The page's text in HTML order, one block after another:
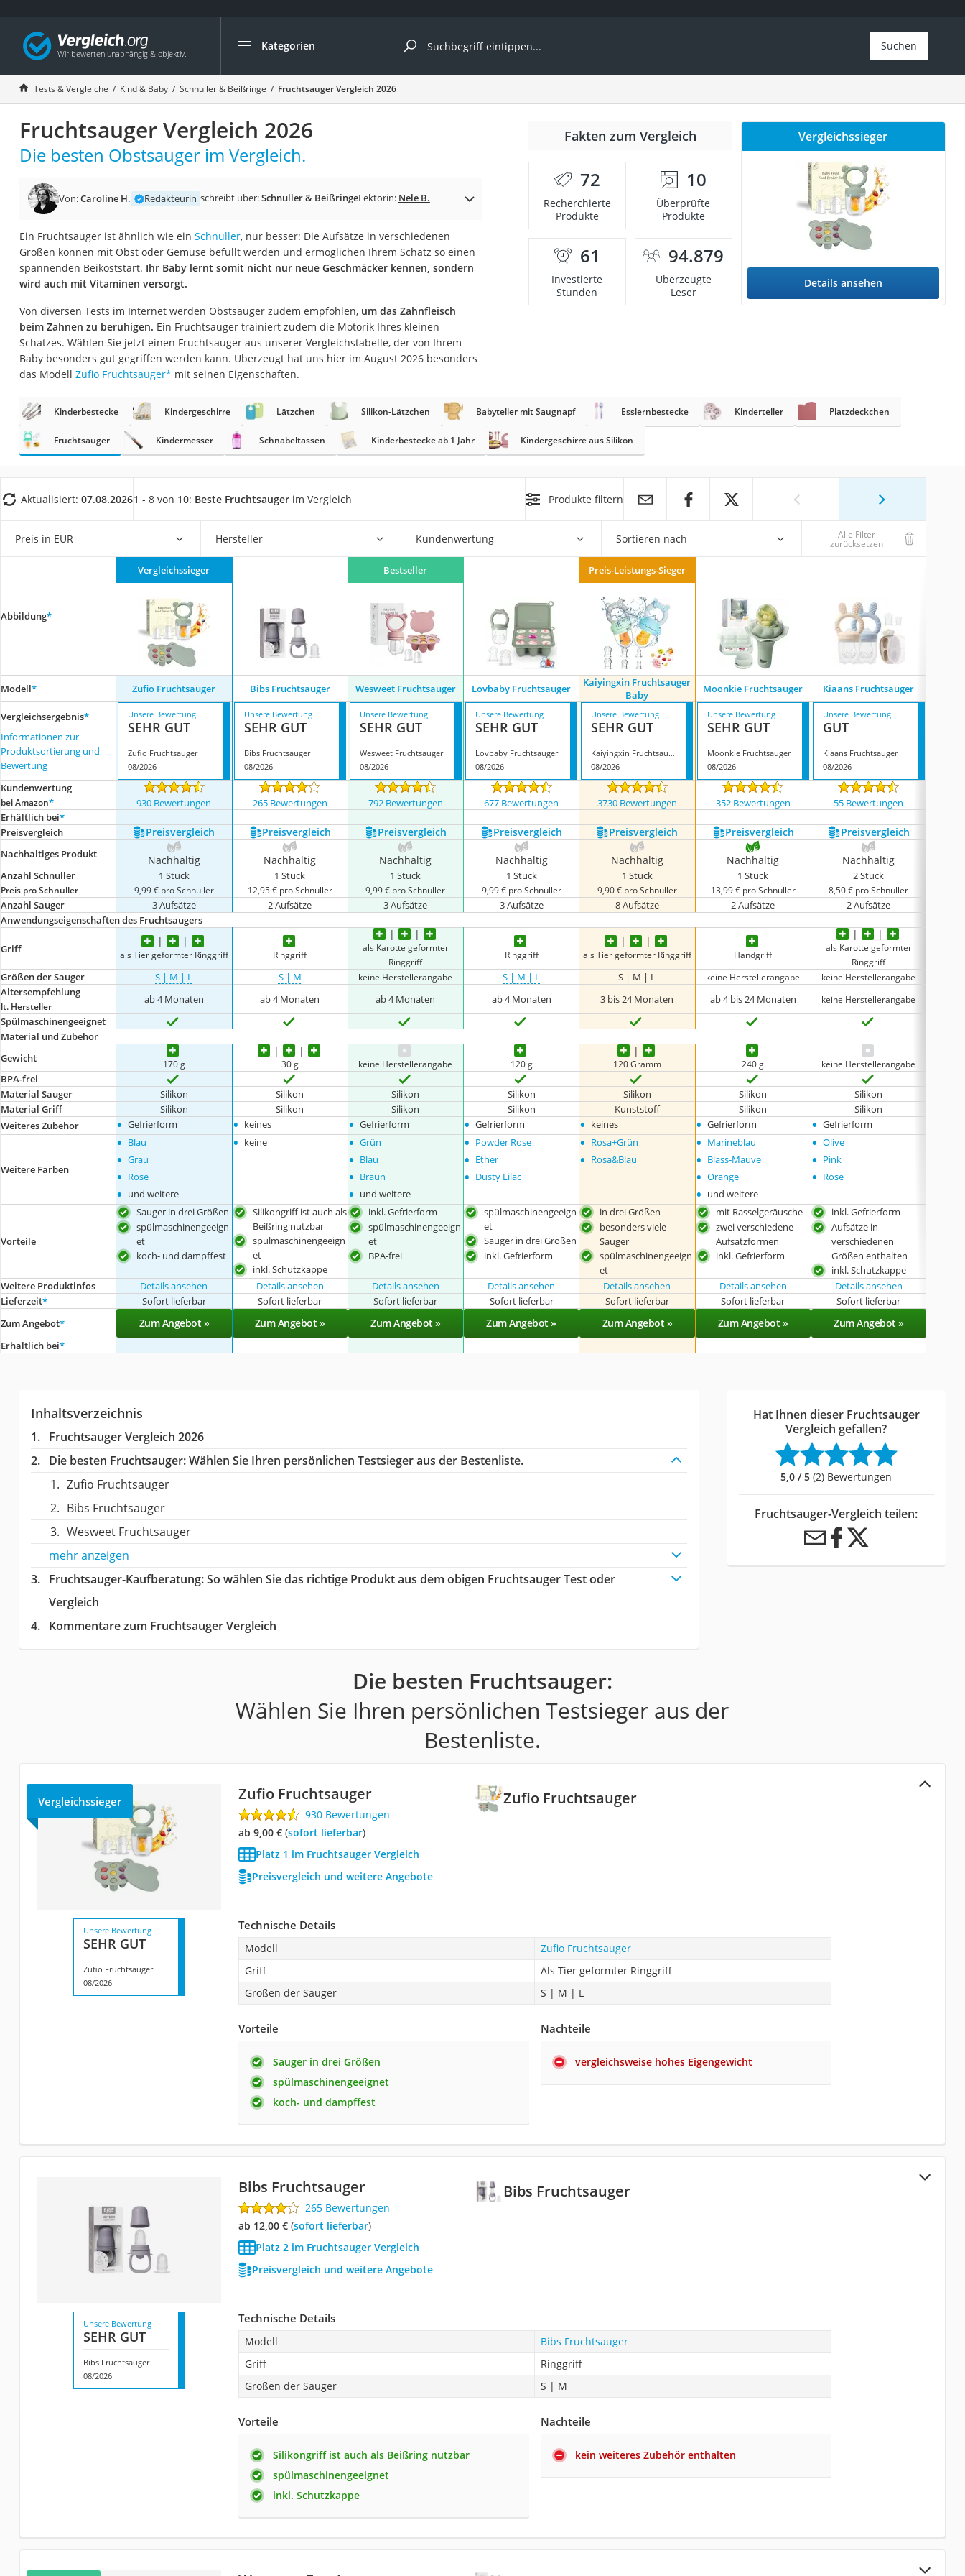
Kategorien
Die beliebtesten Vergleiche nach Kategorie
Kind & Baby
Babyphone mit 2 Kameras
Walkie-Talkie Kinder
Kindermatratzen
Babywippe
Rollschuhe für Kinder
Laufrad
Kinderschubkarre
Kinderuhr
Babyphone
Treppenschutzgitter
Kindersitz ab 4 Jahren
Kinderroller 3 Räder
Ferngesteuertes Auto
Kindersitz 15–36 kg
Barfußschuhe Kinder
Ferngesteuerter Hubschrauber
Service
Suchen
Tests & Vergleiche Kind & Baby Schnuller & Beißringe Fruchtsauger Vergleich 2026
Fruchtsauger Vergleich 2026
Die besten Obstsauger im Vergleich.
Von:Caroline H. Redakteurin schreibt über:Schnuller & BeißringeLektorin: Nele B.
Ein Fruchtsauger ist ähnlich wie ein Schnuller, nur besser: Die Aufsätze in verschiedenen
Größen können mit Obst oder Gemüse befüllt werden und ermöglichen Ihrem Schatz so einen
spannenden Beikoststart. Ihr Baby lernt somit nicht nur neue Geschmäcker kennen, sondern
wird auch mit Vitaminen versorgt.
Von diversen Tests im Internet werden Obstsauger zudem empfohlen, um das Zahnfleisch
beim Zahnen zu beruhigen. Ein Fruchtsauger trainiert zudem die Motorik Ihres kleinen
Schatzes. Wählen Sie jetzt einen Fruchtsauger aus unserer Vergleichstabelle, der von Ihrem
Baby besonders gut gegriffen werden kann. Überzeugt hat uns hier im August 2026 besonders
das Modell Zufio Fruchtsauger* mit seinen Eigenschaften.
Fakten zum Vergleich
72
Recherchierte
Produkte
10
Überprüfte
Produkte
61
Investierte
Stunden
94.879
Überzeugte
Leser
Vergleichssieger
Details ansehen
Kinderbestecke Kindergeschirre Lätzchen Silikon-Lätzchen Babyteller mit Saugnapf Esslernbestecke Kinderteller Platzdeckchen
Fruchtsauger Kindermesser Schnabeltassen Kinderbestecke ab 1 Jahr Kindergeschirre aus Silikon
Aktualisiert: 07.08.20261 - 8 von 10: Beste Fruchtsauger im Vergleich Produkte filtern
Preis in EUR Hersteller Kundenwertung Sortieren nach Alle Filter
zurücksetzen
Abbildung*
Vergleichssieger Bestseller Preis-Leistungs-Sieger
Modell* Zufio Fruchtsauger Bibs Fruchtsauger Wesweet Fruchtsauger Lovbaby Fruchtsauger
Kaiyingxin Fruchtsauger
Baby
Moonkie Fruchtsauger Kiaans Fruchtsauger
Vergleichsergebnis*
Informationen zur
Produktsortierung und
Bewertung
Unsere Bewertung
SEHR GUT
Zufio Fruchtsauger
08/2026
Unsere Bewertung
SEHR GUT
Bibs Fruchtsauger
08/2026
Unsere Bewertung
SEHR GUT
Wesweet Fruchtsauger
08/2026
Unsere Bewertung
SEHR GUT
Lovbaby Fruchtsauger
08/2026
Unsere Bewertung
SEHR GUT
Kaiyingxin Fruchtsauger Baby
08/2026
Unsere Bewertung
SEHR GUT
Moonkie Fruchtsauger
08/2026
Unsere Bewertung
GUT
Kiaans Fruchtsauger
08/2026
Kundenwertung
bei Amazon* 930 Bewertungen 265 Bewertungen 792 Bewertungen 677 Bewertungen 3730 Bewertungen 352 Bewertungen 55 Bewertungen
Erhältlich bei*
Preis­vergleich
Preis­vergleich Preis­vergleich Preis­vergleich Preis­vergleich Preis­vergleich Preis­vergleich Preis­vergleich
Nachhaltiges Produkt Nachhaltig Nachhaltig Nachhaltig Nachhaltig Nachhaltig Nachhaltig Nachhaltig
Anzahl Schnuller
Preis pro Schnuller
1 Stück
9,99 € pro Schnuller
1 Stück
12,95 € pro Schnuller
1 Stück
9,99 € pro Schnuller
1 Stück
9,99 € pro Schnuller
1 Stück
9,90 € pro Schnuller
1 Stück
13,99 € pro Schnuller
2 Stück
8,50 € pro Schnuller
Anzahl Sauger 3 Aufsätze 2 Aufsätze 3 Aufsätze 3 Aufsätze 8 Aufsätze 2 Aufsätze
2 Aufsätze
Anwendungseigenschaften des Fruchtsaugers
Griff als Tier geformter Ringgriff Ringgriff
als Karotte geformter
Ringgriff
Ringgriff als Tier geformter Ringgriff Handgriff
als Karotte geformter
Ringgriff
Größen der Sauger S | M | L S | M keine Herstellerangabe S | M | L S | M | L keine Herstellerangabe keine Herstellerangabe
Altersempfehlung
lt. Hersteller
ab 4 Monaten ab 4 Monaten ab 4 Monaten ab 4 Monaten 3 bis 24 Monaten ab 4 bis 24 Monaten keine Herstellerangabe
Spülmaschinengeeignet
Material und Zubehör
Gewicht
170 g 30 g keine Herstellerangabe 120 g 120 Gramm 240 g keine Herstellerangabe
BPA-frei
Material Sauger
Silikon Silikon Silikon Silikon Silikon Silikon
Silikon
Material Griff
Silikon Silikon Silikon Silikon Kunststoff Silikon Silikon
Weiteres Zubehör
• Gefrierform • keines • Gefrierform • Gefrierform • keines • Gefrierform • Gefrierform
Weitere Farben
• Blau
• Grau
• Rose
• und weitere
• keine • Grün
• Blau
• Braun
• und weitere
• Powder Rose
• Ether
• Dusty Lilac
• Rosa+Grün
• Rosa&Blau
• Marineblau
• Blass-Mauve
• Orange
• und weitere
• Olive
• Pink
• Rose
Vorteile
Sauger in drei Größen
spülmaschinengeeign
et
koch- und dampffest
Silikongriff ist auch als
Beißring nutzbar
spülmaschinengeeign
et
inkl. Schutzkappe
inkl. Gefrierform
spülmaschinengeeign
et
BPA-frei
spülmaschinengeeign
et
Sauger in drei Größen
inkl. Gefrierform
in drei Größen
besonders viele
Sauger
spülmaschinengeeign
et
mit Rasselgeräusche
zwei verschiedene
Aufsatzformen
inkl. Gefrierform
inkl. Gefrierform
Aufsätze in
verschiedenen
Größen enthalten
inkl. Schutzkappe
Weitere Produktinfos Details ansehen Details ansehen Details ansehen Details ansehen Details ansehen Details ansehen Details ansehen
Lieferzeit* Sofort lieferbar Sofort lieferbar Sofort lieferbar Sofort lieferbar Sofort lieferbar Sofort lieferbar Sofort lieferbar
Zum Angebot* Zum Angebot » Zum Angebot » Zum Angebot » Zum Angebot » Zum Angebot » Zum Angebot » Zum Angebot »
Erhältlich bei*
Inhaltsverzeichnis
Fruchtsauger Vergleich 2026
Die besten Fruchtsauger:Wählen Sie Ihren persönlichen Testsieger aus der Bestenliste.
Zufio Fruchtsauger
Bibs Fruchtsauger
Wesweet Fruchtsauger
mehr anzeigen
Fruchtsauger-Kaufberatung: So wählen Sie das richtige Produkt aus dem obigen Fruchtsauger Test oder
Vergleich
Kommentare zum Fruchtsauger Vergleich
Hat Ihnen dieser Fruchtsauger
Vergleich gefallen?
5,0 / 5 (2) Bewertungen
Fruchtsauger-Vergleich teilen:
Die besten Fruchtsauger:
Wählen Sie Ihren persönlichen Testsieger aus der
Bestenliste.
Zufio Fruchtsauger
Vergleichssieger Zufio Fruchtsauger
930 Bewertungen
ab 9,00 €( Sofort lieferbar)
Platz 1 im Fruchtsauger Vergleich
Preisvergleich und weitere Angebote
Unsere Bewertung
SEHR GUT
Zufio Fruchtsauger
08/2026
Technische Details
Modell
Zufio Fruchtsauger
Griff
Als Tier geformter Ringgriff
Größen der Sauger
S | M | L
Vorteile
Sauger in drei Größen
spülmaschinengeeignet
koch- und dampffest
Nachteile
vergleichsweise hohes Eigengewicht
Bibs Fruchtsauger
Bibs Fruchtsauger
265 Bewertungen
ab 12,00 €( Sofort lieferbar)
Platz 2 im Fruchtsauger Vergleich
Preisvergleich und weitere Angebote
Unsere Bewertung
SEHR GUT
Bibs Fruchtsauger
08/2026
Technische Details
Modell
Bibs Fruchtsauger
Griff
Ringgriff
Größen der Sauger
S | M
Vorteile
Silikongriff ist auch als Beißring nutzbar
spülmaschinengeeignet
inkl. Schutzkappe
Nachteile
kein weiteres Zubehör enthalten